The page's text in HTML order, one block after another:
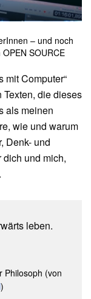
– und noch
SOURCE
mit Computer“
Texten, die dieses
als meinen
wie und warum
Denk- und
und mich,
leben.
(von
)